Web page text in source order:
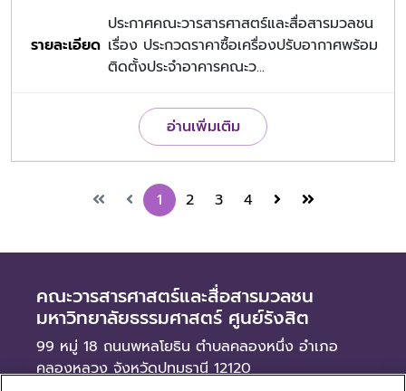
ประกาศคณะวารสารศาสตร์และสื่อสารมวลชน
เรื่อง ประกวดราคาซื้อเครื่องปรับอากาศพร้อม
ติดตั้งประจำอาคารคณะว...
อ่านเพิ่มเติม
1 2 3 4
คณะวารสารศาสตร์และสื่อสารมวลชน
มหาวิทยาลัยธรรมศาสตร์ ศูนย์รังสิต
99 หมู่ 18 ถนนพหลโยธิน ตำบลคลองหนึ่ง อำเภอ
คลองหลวง จังหวัดปทุมธานี 12120